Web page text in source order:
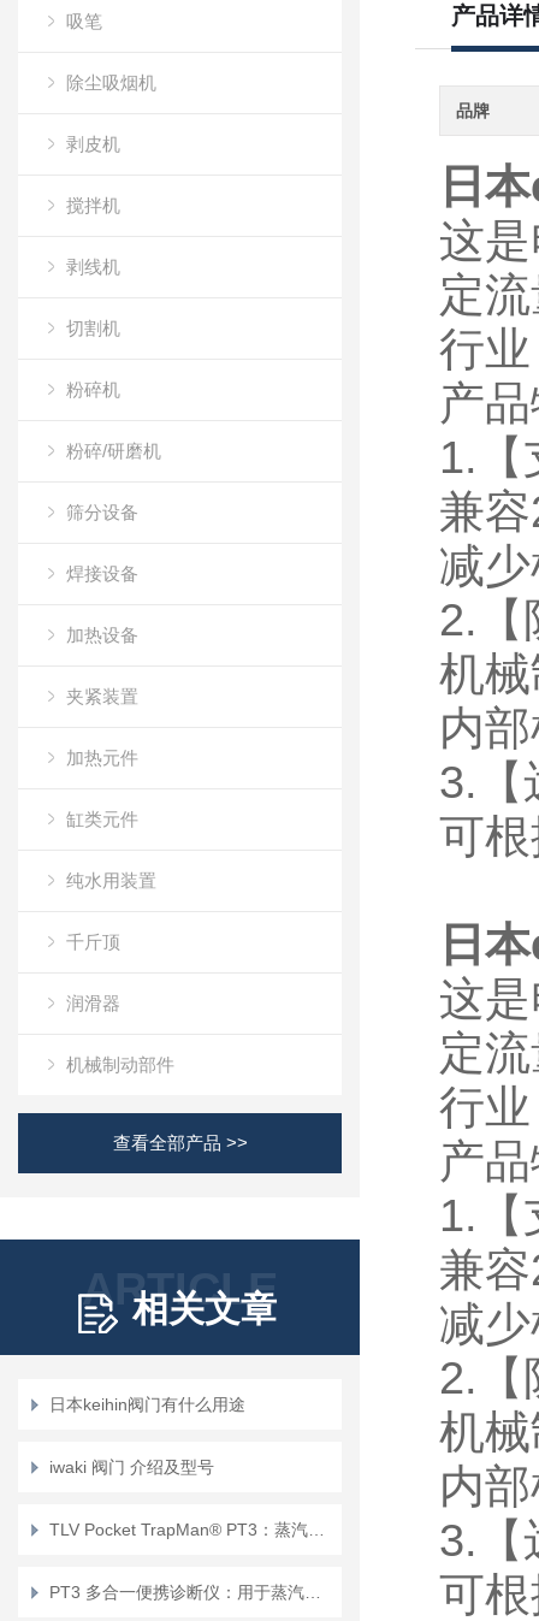
吸笔
除尘吸烟机
剥皮机
搅拌机
剥线机
切割机
粉碎机
粉碎/研磨机
筛分设备
焊接设备
加热设备
夹紧装置
加热元件
缸类元件
纯水用装置
千斤顶
润滑器
机械制动部件
查看全部产品 >>
ARTICLE
相关文章
日本keihin阀门有什么用途
iwaki 阀门 介绍及型号
产品详
品牌
日
这
定
行
产
1.【
兼
减
2.【
机
内
3.【
可
日
这
定
行
产
1.【
兼
减
2.【
机
内
3.【
可